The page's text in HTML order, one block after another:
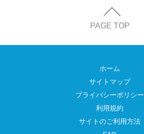
PAGE TOP
ホーム
サイトマップ
プライバシーポリシー
利用規約
サイトのご利用方法